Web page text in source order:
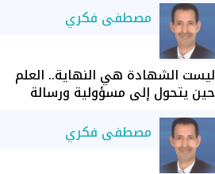
مصطفى فكري
ليست الشهادة هي النهاية.. العلم
حين يتحول إلى مسؤولية ورسالة
مصطفى فكري